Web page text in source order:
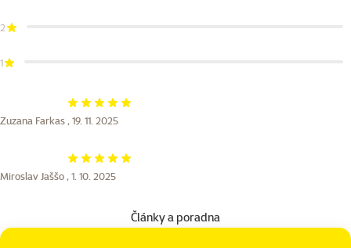
2
1
Hodnocení 100%
Zuzana Farkas , 19. 11. 2025
Hodnocení 100%
Miroslav Jaššo , 1. 10. 2025
Články a poradna